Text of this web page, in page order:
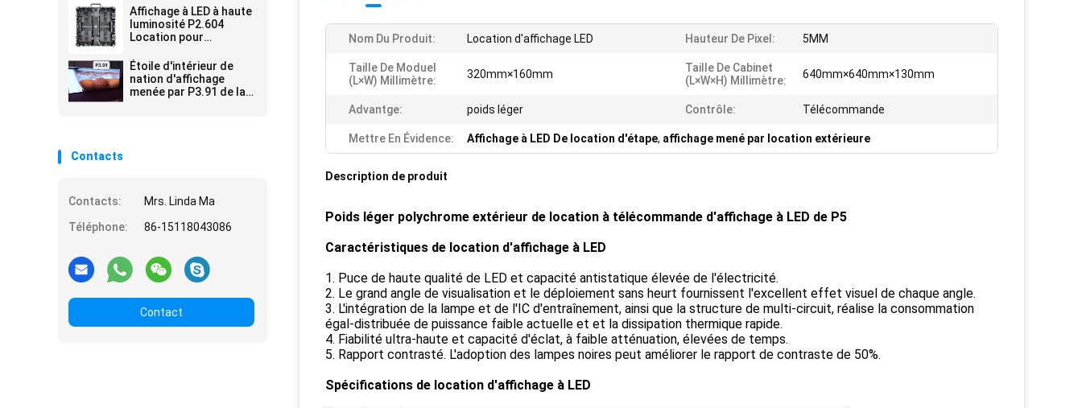
pixel la taille 480x480
de Cabinet de la
vitesse de
régénération 3840
Affichage à LED à haute
luminosité P2.604
Location pour
Salons commerciaux
Présentations
d'entreprise
Étoile d'intérieur de
nation d'affichage
menée par P3.91 de la
Contacts
Contacts:
Mrs. Linda Ma
Téléphone:
86-15118043086
Contact
Nom Du Produit: Location d'affichage LED Hauteur De Pixel: 5MM
Taille De Moduel
(L×W) Millimètre:
320mm×160mm
Taille De Cabinet
(L×W×H) Millimètre:
640mm×640mm×130mm
Advantge: poids léger Contrôle: Télécommande
Mettre En Évidence: Affichage à LED De location d'étape, affichage mené par location extérieure
Description de produit
Poids léger polychrome extérieur de location à télécommande d'affichage à LED de P5
Caractéristiques de location d'affichage à LED
1. Puce de haute qualité de LED et capacité antistatique élevée de l'électricité.
2. Le grand angle de visualisation et le déploiement sans heurt fournissent l'excellent effet visuel de chaque angle.
3. L'intégration de la lampe et de l'IC d'entraînement, ainsi que la structure de multi-circuit, réalise la consommation
égal-distribuée de puissance faible actuelle et et la dissipation thermique rapide.
4. Fiabilité ultra-haute et capacité d'éclat, à faible atténuation, élevées de temps.
5. Rapport contrasté. L'adoption des lampes noires peut améliorer le rapport de contraste de 50%.
Spécifications de location d'affichage à LED